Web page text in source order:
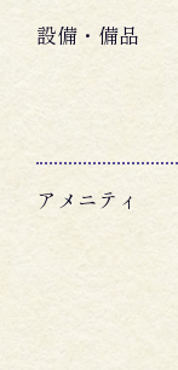
設備・備品
アメニティ